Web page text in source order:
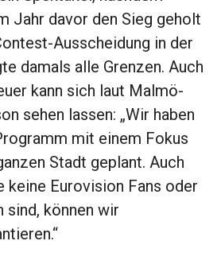
Jahr davor den Sieg geholt
Ausscheidung in der
damals alle Grenzen. Auch
kann sich laut Malmö-
sehen lassen: „Wir haben
mit einem Fokus
Stadt geplant. Auch
keine Eurovision Fans oder
sind, können wir